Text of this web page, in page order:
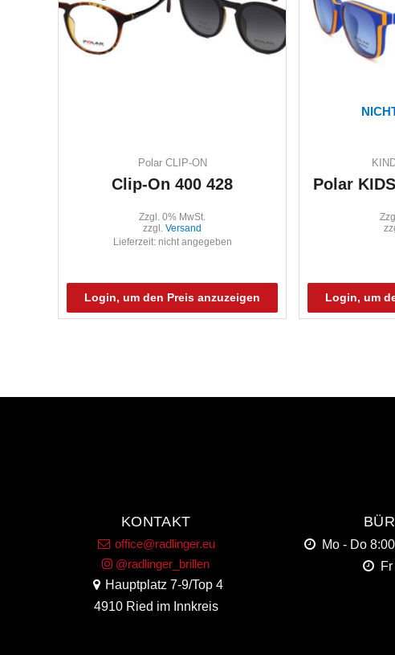
Polar CLIP-ON
Clip-On 400 428
Login, um den Preis anzuzeigen
Zzgl. 0% MwSt.
zzgl. Versand
Lieferzeit: nicht angegeben
Polar
Login, um
KONTAKT
office@radlinger.eu
@radlinger_brillen
Hauptplatz 7-9/Top 4
4910 Ried im Innkreis
Mo - Do
Fr